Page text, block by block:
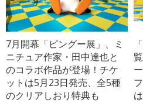
7月開幕「ピングー展」、ミ
ニチュア作家・田中達也と
のコラボ作品が登場！チケ
ットは5月23日発売、全5種
のクリアしおり特典も